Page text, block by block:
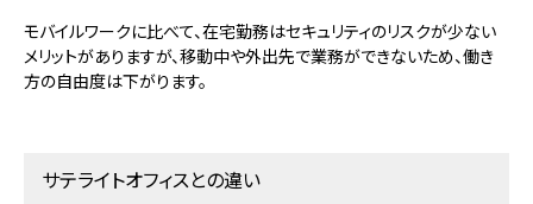
モバイルワークに比べて、在宅勤務はセキュリティのリスクが少ない
メリットがありますが、移動中や外出先で業務ができないため、働き
方の自由度は下がります。
サテライトオフィスとの違い